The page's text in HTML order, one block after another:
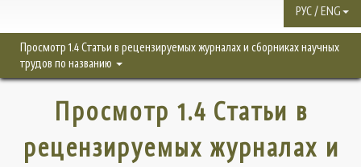
РУС / ENG
Просмотр 1.4 Статьи в рецензируемых журналах и сборниках научных
трудов по названию
Просмотр 1.4 Статьи в
рецензируемых журналах и